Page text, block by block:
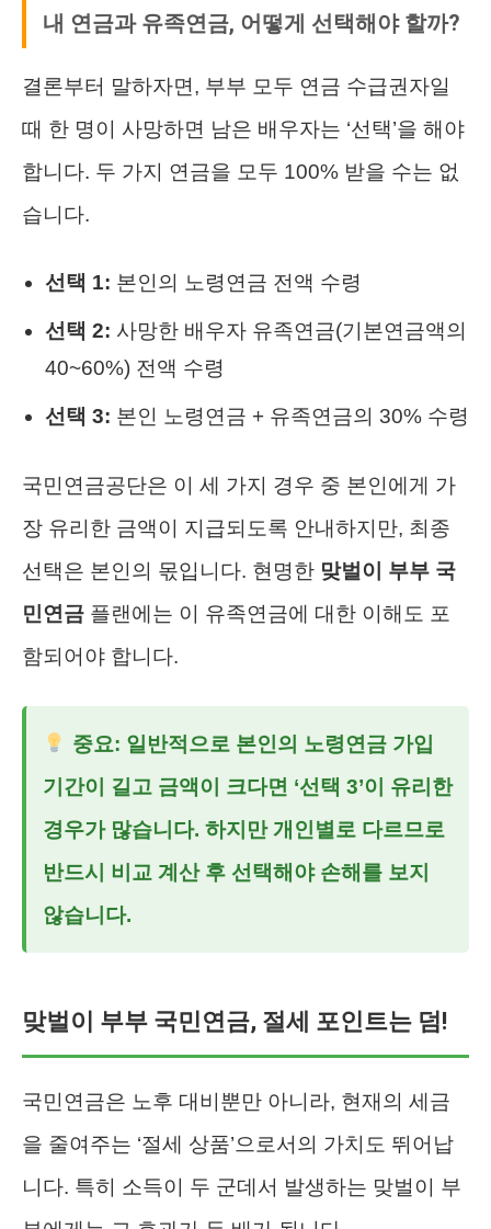
내 연금과 유족연금, 어떻게 선택해야 할까?
결론부터 말하자면, 부부 모두 연금 수급권자일
때 한 명이 사망하면 남은 배우자는 ‘선택’을 해야
합니다. 두 가지 연금을 모두 100% 받을 수는 없
습니다.
선택 1: 본인의 노령연금 전액 수령
선택 2: 사망한 배우자 유족연금(기본연금액의
40~60%) 전액 수령
선택 3: 본인 노령연금 + 유족연금의 30% 수령
국민연금공단은 이 세 가지 경우 중 본인에게 가
장 유리한 금액이 지급되도록 안내하지만, 최종
선택은 본인의 몫입니다. 현명한 맞벌이 부부 국
민연금 플랜에는 이 유족연금에 대한 이해도 포
함되어야 합니다.
중요: 일반적으로 본인의 노령연금 가입
기간이 길고 금액이 크다면 ‘선택 3’이 유리한
경우가 많습니다. 하지만 개인별로 다르므로
반드시 비교 계산 후 선택해야 손해를 보지
않습니다.
맞벌이 부부 국민연금, 절세 포인트는 덤!
국민연금은 노후 대비뿐만 아니라, 현재의 세금
을 줄여주는 ‘절세 상품’으로서의 가치도 뛰어납
니다. 특히 소득이 두 군데서 발생하는 맞벌이 부